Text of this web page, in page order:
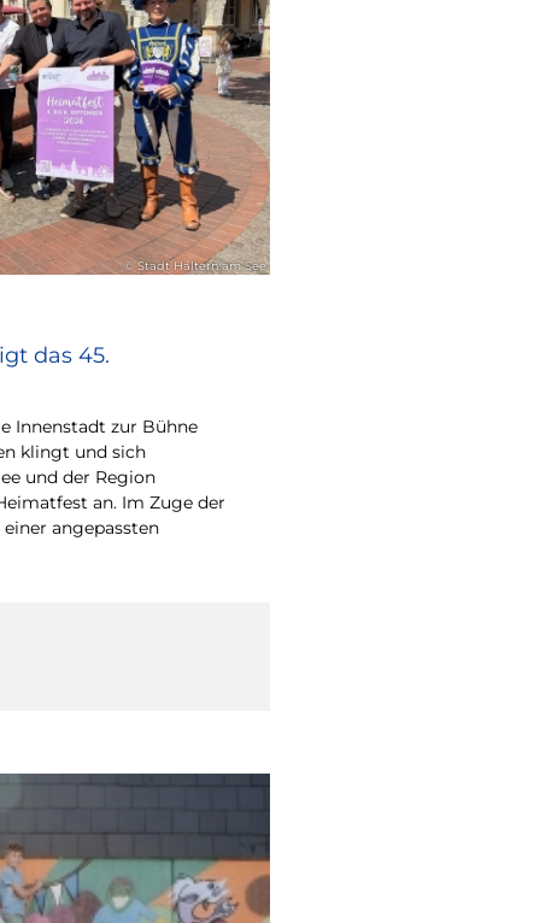
© Stadt Haltern am See
das 45.
Innenstadt zur Bühne
klingt und sich
und der Region
an. Im Zuge der
angepassten